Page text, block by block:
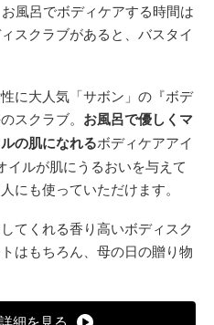
風呂でボディケアする時間は
スクラブがあると、バスタイ
に大人気「サボン」の『ボデ
スクラブ。 お風呂で優しくマ
の肌になれるボディケアアイ
イルが肌にうるおいを与えて
にも使っていただけます。
てくれる香り高いボディスク
はもちろん、母の日の贈り物